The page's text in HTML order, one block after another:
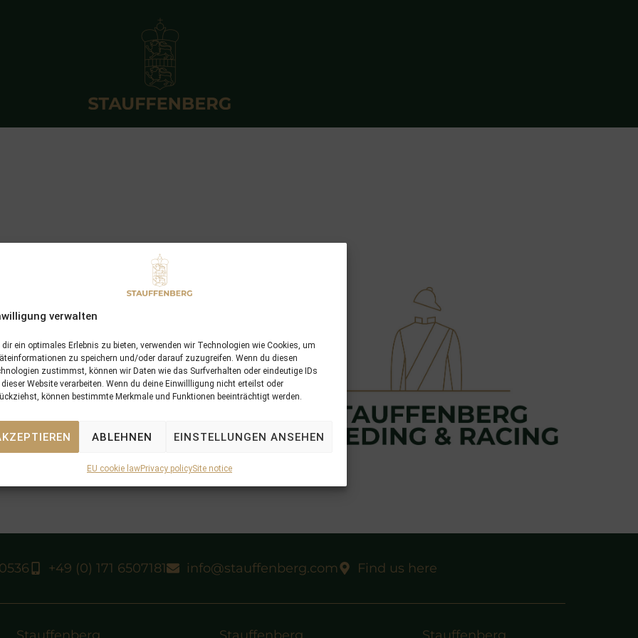
verwalten
dir ein optimales Erlebnis zu bieten, verwenden wir Technologien wie Cookies, um
zu speichern und/oder darauf zuzugreifen. Wenn du diesen
zustimmst, können wir Daten wie das Surfverhalten oder eindeutige IDs
Website verarbeiten. Wenn du deine Einwillligung nicht erteilst oder
können bestimmte Merkmale und Funktionen beeinträchtigt werden.
ABLEHNEN EINSTELLUNGEN ANSEHEN
EU cookie lawPrivacy policySite notice
+49 (0) 171 6507181 info@stauffenberg.com Find us here